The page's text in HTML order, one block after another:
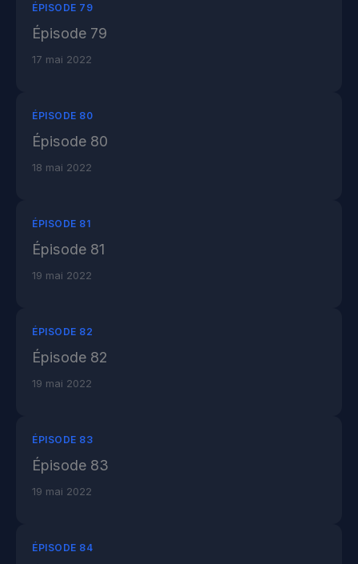
ÉPISODE 79
Épisode 79
17 mai 2022
ÉPISODE 80
Épisode 80
18 mai 2022
ÉPISODE 81
Épisode 81
19 mai 2022
ÉPISODE 82
Épisode 82
19 mai 2022
ÉPISODE 83
Épisode 83
19 mai 2022
ÉPISODE 84